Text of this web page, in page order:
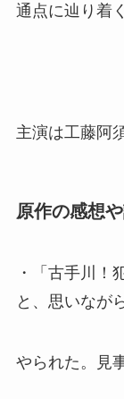
通点に辿り着く
主演は工藤阿
原作の感想
・「古手川！
と、思いなが
やられた。見